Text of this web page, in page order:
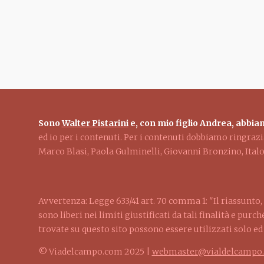
SonoWalter Pistarinie, con mio figlio Andrea,
ed io per i contenuti. Per i contenuti dobbiamo
Marco Blasi, Paola Gulminelli, Giovanni Bronzino,
Avvertenza: Legge 633/41 art. 70 comma 1: "Il
sono liberi nei limiti giustificati da tali finalità e
trovate su questo sito possono essere utilizzati solo
© Viadelcampo.com 2025 |